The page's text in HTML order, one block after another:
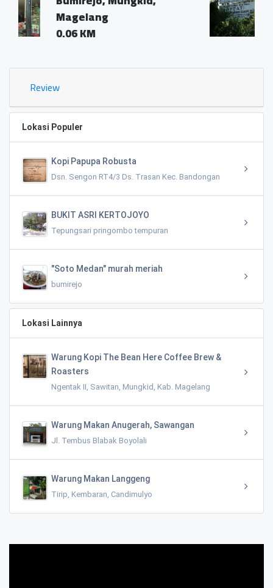
Bumirejo, Mungkid,
Magelang
Review
Lokasi Populer
Kopi Papupa Robusta
Dsn. Sengon RT4/3 Ds. Trasan Kec. Bandongan
BUKIT ASRI KERTOJOYO
Tepungsari pringombo tempuran
"Soto Medan" murah meriah
bumirejo
Lokasi Lainnya
Warung Kopi The Bean Here Coffee Brew &
Roasters
Ngentak II, Sawitan, Mungkid, Kab. Magelang
Warung Makan Anugerah, Sawangan
Jl. Tembus Blabak Boyolali
Warung Makan Langgeng
Tirip, Kembaran, Candimulyo